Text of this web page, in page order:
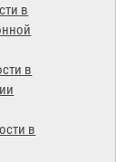
в
в
в